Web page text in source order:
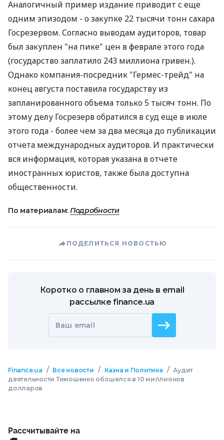
Аналогичный пример издание приводит с еще
одним эпизодом - о закупке 22 тысячи тонн сахара
Госрезервом. Согласно выводам аудиторов, товар
был закуплен "на пике" цен в феврале этого года
(государство заплатило 243 миллиона гривен.).
Однако компания-посредник "Гермес-трейд" на
конец августа поставила государству из
запланированного объема только 5 тысяч тонн. По
этому делу Госрезерв обратился в суд еще в июле
этого года - более чем за два месяца до публикации
отчета международных аудиторов. И практически
вся информация, которая указана в отчете
иностранных юристов, также была доступна
общественности.
По материалам: Подробности
ПОДЕЛИТЬСЯ НОВОСТЬЮ
Коротко о главном за день в email
рассылке finance.ua
Ваш email
Finance.ua / Все новости / Казна и Политика / Аудит
деятельности Тимошенко обошелся в 10 миллионов
долларов
Рассчитывайте на